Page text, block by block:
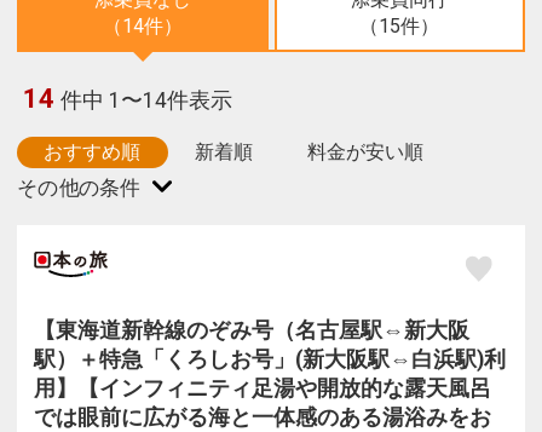
（14件）
（15件）
14 件中 1〜14件表示
おすすめ順 新着順 料金が安い順
【東海道新幹線のぞみ号（名古屋駅⇔新大阪
駅）＋特急「くろしお号」(新大阪駅⇔白浜駅)利
用】【インフィニティ足湯や開放的な露天風呂
では眼前に広がる海と一体感のある湯浴みをお